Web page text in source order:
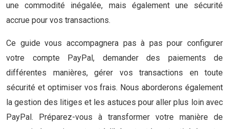
une commodité inégalée, mais également une sécurité
accrue pour vos transactions.
Ce guide vous accompagnera pas à pas pour configurer
votre compte PayPal, demander des paiements de
différentes manières, gérer vos transactions en toute
sécurité et optimiser vos frais. Nous aborderons également
la gestion des litiges et les astuces pour aller plus loin avec
PayPal. Préparez-vous à transformer votre manière de